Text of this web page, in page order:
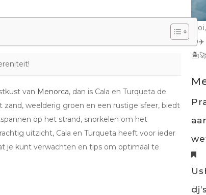
van Menorca, dan is Cala en Turqueta de
weelderig groen en een rustige sfeer, biedt
op het strand, snorkelen om het
uitzicht, Cala en Turqueta heeft voor ieder
je kunt verwachten en tips om optimaal te
🏝️🚀